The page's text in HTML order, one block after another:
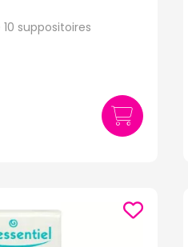
suppositoires